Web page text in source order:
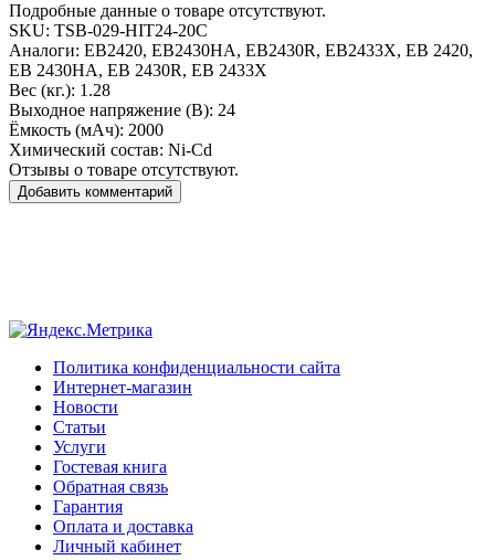
Подробные данные о товаре отсутствуют.
SKU: TSB-029-HIT24-20C
Аналоги: EB2420, EB2430HA, EB2430R, EB2433X, EB 2420,
EB 2430HA, EB 2430R, EB 2433X
Вес (кг.): 1.28
Выходное напряжение (В): 24
Ёмкость (мАч): 2000
Химический состав: Ni-Cd
Отзывы о товаре отсутствуют.
Добавить комментарий
Политика конфиденциальности сайта
Интернет-магазин
Новости
Статьи
Услуги
Гостевая книга
Обратная связь
Гарантия
Оплата и доставка
Личный кабинет